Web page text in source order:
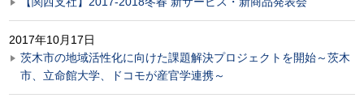
2017年10月17日
茨木市の地域活性化に向けた課題解決プロジェクトを開始～茨木
市、立命館大学、ドコモが産官学連携～